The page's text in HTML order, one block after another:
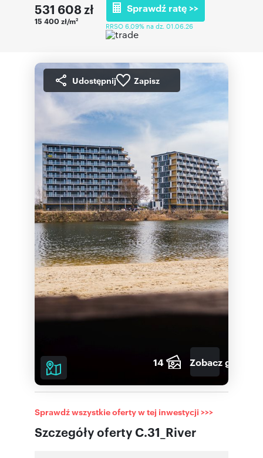
531 608 zł
15 400 zł/m2
Sprawdź ratę >>
RRSO 6,09% na dz. 01.06.26
Udostępnij Zapisz
14 Zobacz galerię
Szczegóły oferty C.31_River
Sprawdź wszystkie oferty w tej inwestycji >>>